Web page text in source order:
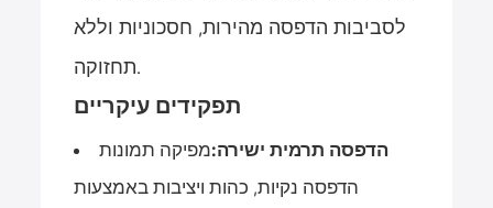
לסביבות הדפסה מהירות, חסכוניות וללא
תחזוקה.
תפקידים עיקריים
הדפסה תרמית ישירה:מפיקה תמונות
הדפסה נקיות, כהות ויציבות באמצעות